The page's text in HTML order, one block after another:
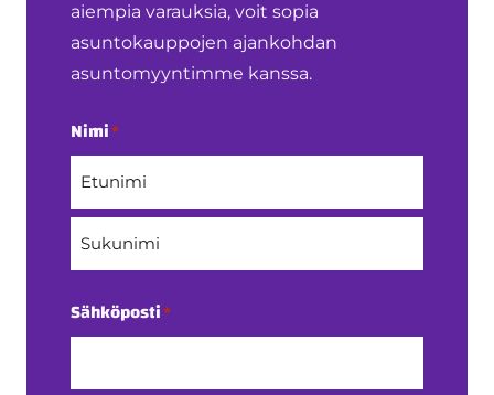
aiempia varauksia, voit sopia
asuntokauppojen ajankohdan
asuntomyyntimme kanssa.
Nimi*
Etunimi
Sähköposti*